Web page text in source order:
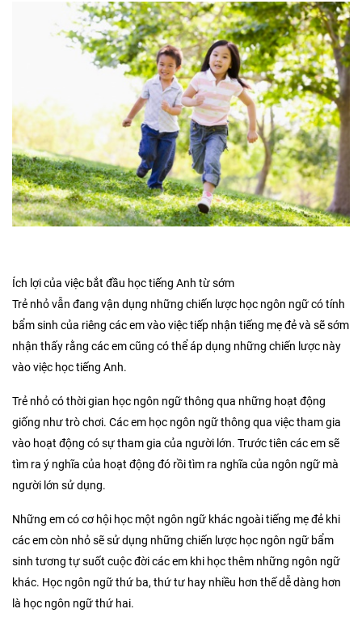
Ích lợi của việc bắt đầu học tiếng Anh từ sớm
Trẻ nhỏ vẫn đang vận dụng những chiến lược học ngôn ngữ có tính
bẩm sinh của riêng các em vào việc tiếp nhận tiếng mẹ đẻ và sẽ sớm
nhận thấy rằng các em cũng có thể áp dụng những chiến lược này
vào việc học tiếng Anh.
Trẻ nhỏ có thời gian học ngôn ngữ thông qua những hoạt động
giống như trò chơi. Các em học ngôn ngữ thông qua việc tham gia
vào hoạt động có sự tham gia của người lớn. Trước tiên các em sẽ
tìm ra ý nghĩa của hoạt động đó rồi tìm ra nghĩa của ngôn ngữ mà
người lớn sử dụng.
Những em có cơ hội học một ngôn ngữ khác ngoài tiếng mẹ đẻ khi
các em còn nhỏ sẽ sử dụng những chiến lược học ngôn ngữ bẩm
sinh tương tự suốt cuộc đời các em khi học thêm những ngôn ngữ
khác. Học ngôn ngữ thứ ba, thứ tư hay nhiều hơn thế dễ dàng hơn
là học ngôn ngữ thứ hai.